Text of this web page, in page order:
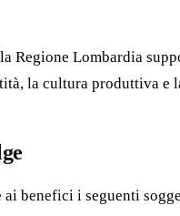
Regione Lombardia
la cultura produttiva e
ai benefici i seguenti